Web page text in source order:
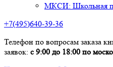
МКСИ: Школьная
+7(495)640-39-36
Телефон по вопросам заказа
заявок: с 9:00 до 18:00 по